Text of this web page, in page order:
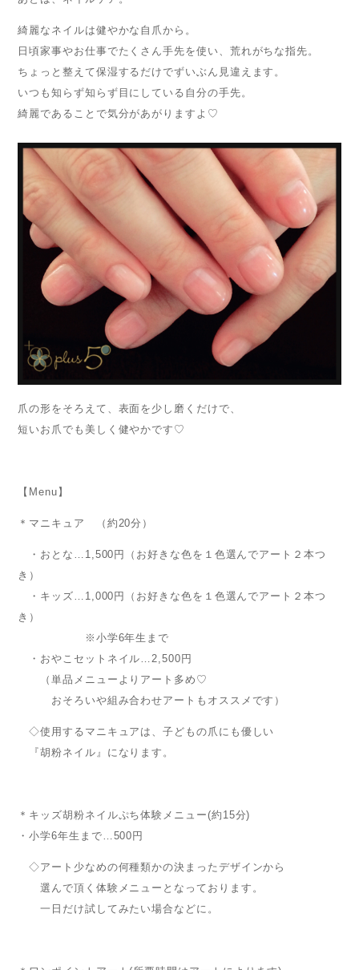
綺麗なネイルは健やかな自爪から。
日頃家事やお仕事でたくさん手先を使い、荒れがちな指先。
ちょっと整えて保湿するだけでずいぶん見違えます。
いつも知らず知らず目にしている自分の手先。
綺麗であることで気分があがりますよ♡
爪の形をそろえて、表面を少し磨くだけで、
短いお爪でも美しく健やかです♡
【Menu】
＊マニキュア （約20分）
・おとな…1,500円（お好きな色を１色選んでアート２本つ
き）
・キッズ…1,000円（お好きな色を１色選んでアート２本つ
き）
※小学6年生まで
・おやこセットネイル…2,500円
（単品メニューよりアート多め♡
おそろいや組み合わせアートもオススメです）
◇使用するマニキュアは、子どもの爪にも優しい
『胡粉ネイル』になります。
＊キッズ胡粉ネイルぷち体験メニュー(約15分)
・小学6年生まで…500円
◇アート少なめの何種類かの決まったデザインから
選んで頂く体験メニューとなっております。
一日だけ試してみたい場合などに。